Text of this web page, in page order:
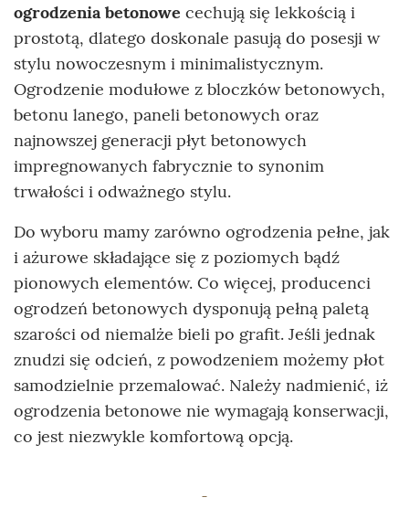
ogrodzenia betonowe cechują się lekkością i
prostotą, dlatego doskonale pasują do posesji w
stylu nowoczesnym i minimalistycznym.
Ogrodzenie modułowe z bloczków betonowych,
betonu lanego, paneli betonowych oraz
najnowszej generacji płyt betonowych
impregnowanych fabrycznie to synonim
trwałości i odważnego stylu.
Do wyboru mamy zarówno ogrodzenia pełne, jak
i ażurowe składające się z poziomych bądź
pionowych elementów. Co więcej, producenci
ogrodzeń betonowych dysponują pełną paletą
szarości od niemalże bieli po grafit. Jeśli jednak
znudzi się odcień, z powodzeniem możemy płot
samodzielnie przemalować. Należy nadmienić, iż
ogrodzenia betonowe nie wymagają konserwacji,
co jest niezwykle komfortową opcją.